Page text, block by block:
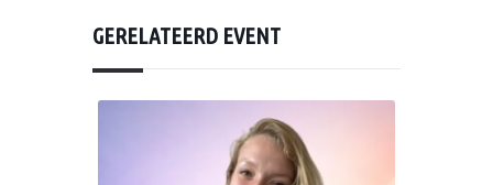
GERELATEERD EVENT